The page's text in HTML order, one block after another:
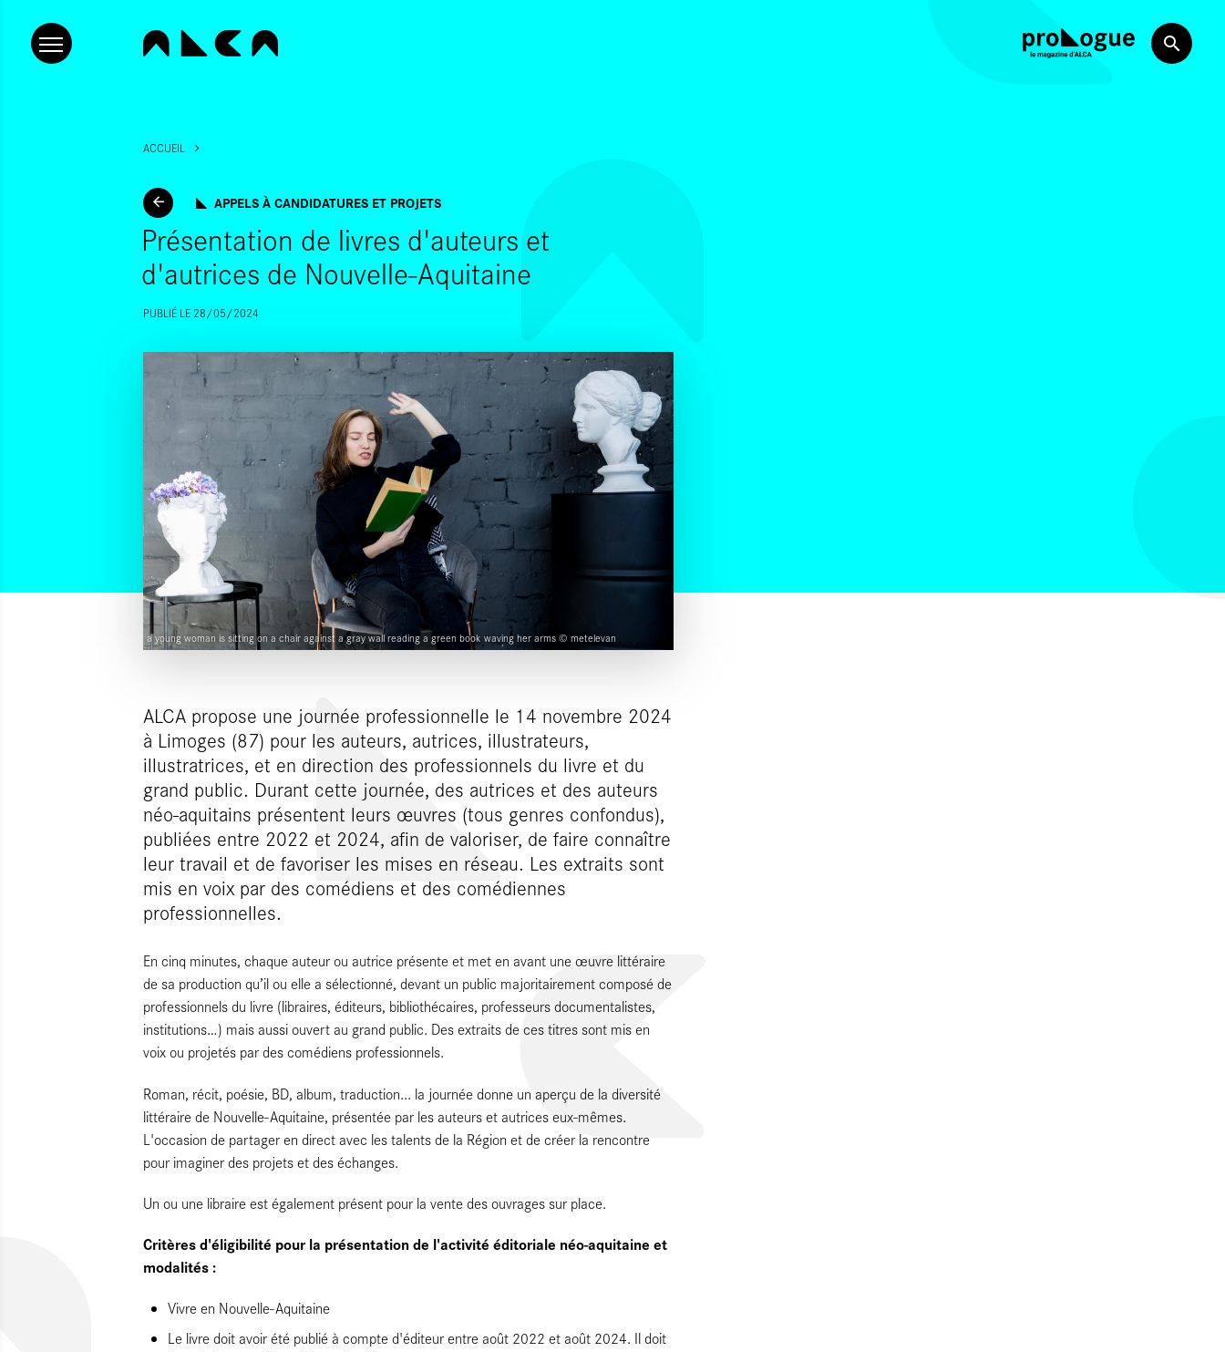
ACCUEIL
APPELS À CANDIDATURES ET PROJETS
Présentation de livres d'auteurs et
d'autrices de Nouvelle-Aquitaine
PUBLIÉ LE 28/05/2024
a young woman is sitting on a chair against a gray wall reading a green book waving her arms © metelevan
ALCA propose une journée professionnelle le 14 novembre 2024
à Limoges (87) pour les auteurs, autrices, illustrateurs,
illustratrices, et en direction des professionnels du livre et du
grand public. Durant cette journée, des autrices et des auteurs
néo-aquitains présentent leurs œuvres (tous genres confondus),
publiées entre 2022 et 2024, afin de valoriser, de faire connaître
leur travail et de favoriser les mises en réseau. Les extraits sont
mis en voix par des comédiens et des comédiennes
professionnelles.
En cinq minutes, chaque auteur ou autrice présente et met en avant une œuvre littéraire
de sa production qu’il ou elle a sélectionné, devant un public majoritairement composé de
professionnels du livre (libraires, éditeurs, bibliothécaires, professeurs documentalistes,
institutions…) mais aussi ouvert au grand public. Des extraits de ces titres sont mis en
voix ou projetés par des comédiens professionnels.
Roman, récit, poésie, BD, album, traduction... la journée donne un aperçu de la diversité
littéraire de Nouvelle-Aquitaine, présentée par les auteurs et autrices eux-mêmes.
L'occasion de partager en direct avec les talents de la Région et de créer la rencontre
pour imaginer des projets et des échanges.
Un ou une libraire est également présent pour la vente des ouvrages sur place.
Critères d'éligibilité pour la présentation de l'activité éditoriale néo-aquitaine et
modalités :
Vivre en Nouvelle-Aquitaine
Le livre doit avoir été publié à compte d'éditeur entre août 2022 et août 2024. Il doit